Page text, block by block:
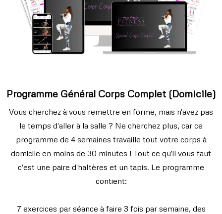
Programme Général Corps Complet (Domicile)
Vous cherchez à vous remettre en forme, mais n'avez pas
le temps d'aller à la salle ? Ne cherchez plus, car ce
programme de 4 semaines travaille tout votre corps à
domicile en moins de 30 minutes ! Tout ce qu'il vous faut
c'est une paire d'haltères et un tapis. Le programme
contient:
7 exercices par séance à faire 3 fois par semaine, des